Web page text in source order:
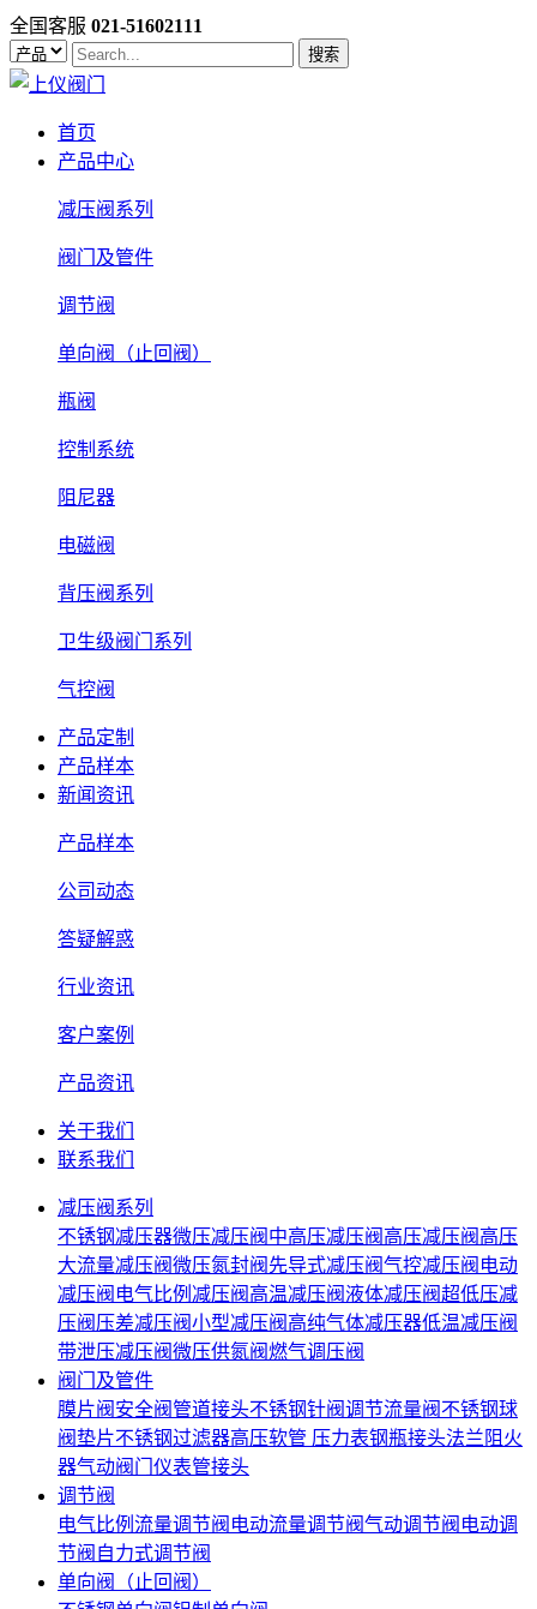
全国客服 021-51602111
搜索
首页
产品中心
减压阀系列
阀门及管件
调节阀
单向阀（止回阀）
瓶阀
控制系统
阻尼器
电磁阀
背压阀系列
卫生级阀门系列
气控阀
产品定制
产品样本
新闻资讯
产品样本
公司动态
答疑解惑
行业资讯
客户案例
产品资讯
关于我们
联系我们
减压阀系列
不锈钢减压器微压减压阀 中高压减压阀 高压减压阀 高压
大流量减压阀微压氮封阀 先导式减压阀气控减压阀 电动
减压阀 电气比例减压阀 高温减压阀 液体减压阀超低压减
压阀 压差减压阀小型减压阀 高纯气体减压器低温减压阀
带泄压减压阀微压供氮阀燃气调压阀
阀门及管件
膜片阀 安全阀 管道接头不锈钢针阀调节流量阀 不锈钢球
阀垫片不锈钢过滤器高压软管 压力表钢瓶接头法兰 阻火
器气动阀门 仪表管接头
调节阀
电气比例流量调节阀 电动流量调节阀气动调节阀 电动调
节阀 自力式调节阀
单向阀（止回阀）